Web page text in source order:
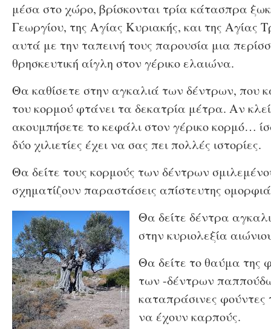
μέσα στο χώρο, βρίσκονται τρία κάτασπρα
Γεωργίου, της Αγίας Κυριακής, και της Αγίας
αυτά με την ταπεινή τους παρουσία μια
θρησκευτική αίγλη στον γέρικο ελαιώνα.
Θα καθίσετε στην αγκαλιά των δέντρων, που
του κορμού φτάνει τα δεκατρία μέτρα. Αν
ακουμπήσετε το κεφάλι στον γέρικο κορμό…
δύο χιλιετίες έχει να σας πει πολλές ιστορίες.
Θα δείτε τους κορμούς των δέντρων
σχηματίζουν παραστάσεις απίστευτης
Θα δείτε δέντρα
στην κυριολεξία
Θα δείτε το θαύμα της
των -δέντρων
καταπράσινες φούντες
να έχουν καρπούς.